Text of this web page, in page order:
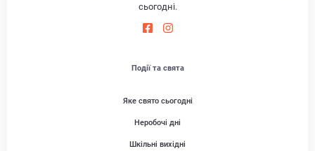
сьогодні.
Події та свята
Яке свято сьогодні
Неробочі дні
Шкільні вихідні